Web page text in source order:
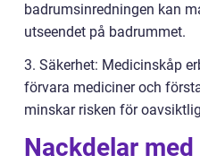
badrumsinredningen kan
utseendet på badrummet.
3. Säkerhet: Medicinskåp
förvara mediciner och
minskar risken för
Nackdelar med